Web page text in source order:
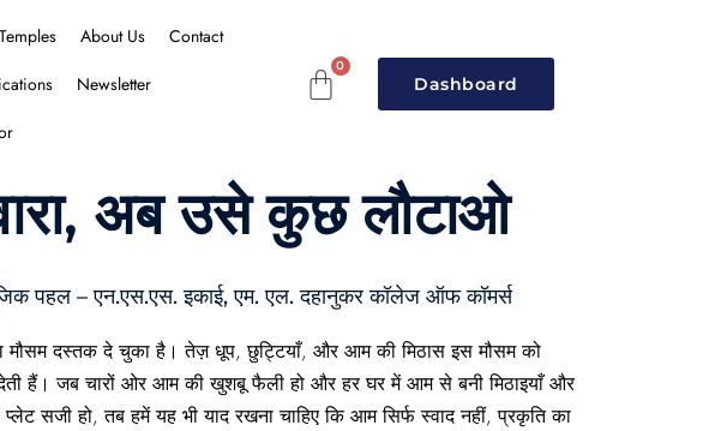
About Us
Contact
Newsletter
Dashboard
अब उसे कुछ लौटाओ
पहल – एन.एस.एस. इकाई, एम. एल. दहानुकर कॉलेज ऑफ कॉमर्स
मौसम दस्तक दे चुका है। तेज़ धूप, छुट्टियाँ, और आम की मिठास इस मौसम को
हैं। जब चारों ओर आम की खुशबू फैली हो और हर घर में आम से बनी मिठाइयाँ और
सजी हो, तब हमें यह भी याद रखना चाहिए कि आम सिर्फ स्वाद नहीं,प्रकृति का